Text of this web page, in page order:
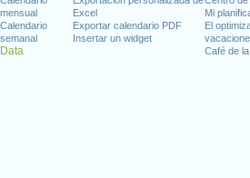
mensual
Calendario
semanal
Data
Excel
Exportar calendario PDF
Insertar un widget
Mi
El
Café de